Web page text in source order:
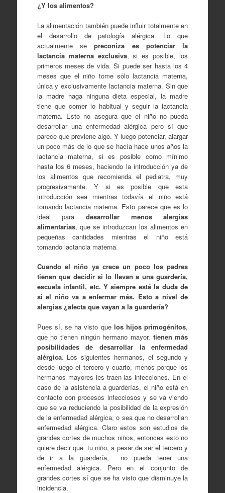
¿Y los alimentos?
La alimentación también puede influir totalmente en
el desarrollo de patología alérgica. Lo que
actualmente sepreconiza es potenciar la
lactancia materna exclusiva, si es posible, los
primeros meses de vida. Si puede ser hasta los 4
meses que el niño tome sólo lactancia materna,
única y exclusivamente lactancia materna. Sin que
la madre haga ninguna dieta especial, la madre
tiene que comer lo habitual y seguir la lactancia
materna. Esto no asegura que el niño no pueda
desarrollar una enfermedad alérgica pero sí que
parece que previene algo. Y luego potenciar, alargar
un poco más de lo que se hacía hace unos años la
lactancia materna, si es posible como mínimo
hasta los 6 meses, haciendo la introducción ya de
los alimentos que recomienda el pediatra, muy
progresivamente. Y si es posible que esta
introducción sea mientras todavía el niño está
tomando lactancia materna. Esto parece que es lo
ideal para desarrollar menos alergias
alimentarias, que se introduzcan los alimentos en
pequeñas cantidades mientras el niño está
tomando lactancia materna.
Cuando el niño ya crece un poco los padres
tienen que decidir si lo llevan a una guardería,
escuela infantil, etc. Y siempre está la duda de
si el niño va a enfermar más. Esto a nivel de
alergias ¿afecta que vayan a la guardería?
Pues sí, se ha visto que los hijos primogénitos,
que no tienen ningún hermano mayor, tienen más
posibilidades de desarrollar la enfermedad
alérgica. Los siguientes hermanos, el segundo y
desde luego el tercero y cuarto, menos porque los
hermanos mayores les traen las infecciones. En el
caso de la asistencia a guarderías, el niño está en
contacto con procesos infecciosos y se va viendo
que se va reduciendo la posibilidad de la expresión
de la enfermedad alérgica, o sea que no desarrollan
enfermedad alérgica. Claro estos son estudios de
grandes cortes de muchos niños, entonces esto no
quiere decir que tu niño, a pesar de ser el tercero y
de ir a la guardería, no pueda tener una
enfermedad alérgica. Pero en el conjunto de
grandes cortes sí que se ha visto que disminuye la
incidencia.